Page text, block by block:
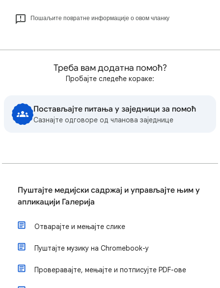
Пошаљите повратне информације о овом чланку
Треба вам додатна помоћ?
Пробајте следеће кораке:
Постављајте питања у заједници за помоћ
Сазнајте одговоре од чланова заједнице
Пуштајте медијски садржај и управљајте њим у
апликацији Галерија
Отварајте и мењајте слике
Пуштајте музику на Chromebook-у
Проверавајте, мењајте и потписујте PDF-ове